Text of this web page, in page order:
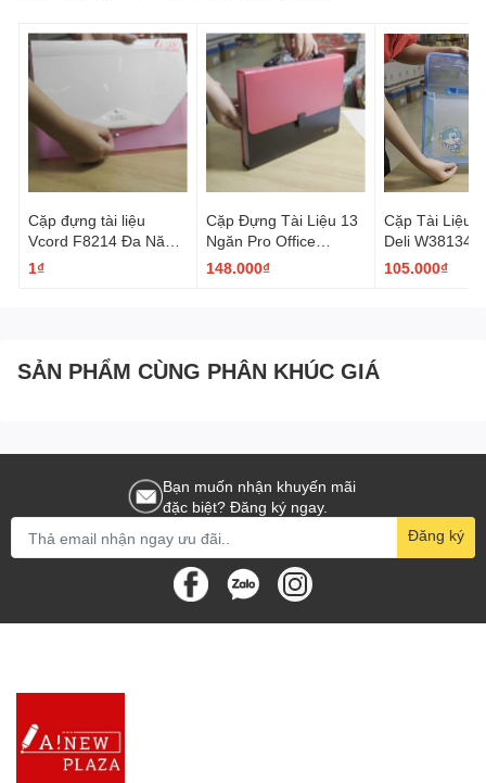
Đặc Điểm Của Sản Phẩm
Thiết Kế Độc Đáo:
chắn. Thiết kế phù hợp với khổ giấy A4, giúp tài liệu nằm vững và
gọn gàng bên trong. Bìa cứng với đường hàn bền chắc, đảm bảo
Cặp đựng tài liệu
Vcord F8214 Đa Năng
với 13 Ngăn
1₫
Cặp Đựng Tài Liệu 13
Ngăn Pro Office
EF104
148.000₫
Cặp Tài Liệu
Deli W38134
105.000₫
SẢN PHẨM CÙNG PHÂN KHÚC GIÁ
Bạn muốn nhận khuyến mãi
đặc biệt? Đăng ký ngay.
Đăng ký